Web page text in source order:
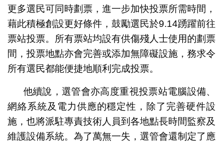
更多選民可同時劃票，進一步加快投票所需時間，
藉此積極創設更好條件，鼓勵選民於9.14踴躍前往
票站投票。所有票站均設有供傷殘人士使用的劃票
間，投票地點亦會完善或添加無障礙設施，務求令
所有選民都能便捷地順利完成投票。
他續說，選管會亦高度重視投票站電腦設備、
網絡系統及電力供應的穩定性，除了完善硬件設
施，也將派駐專責技術人員到各地點長時間監察及
維護設備系統。為了萬無一失，選管會還制定了應